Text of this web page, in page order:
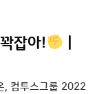
잡아!
, 컴투스그룹 2022